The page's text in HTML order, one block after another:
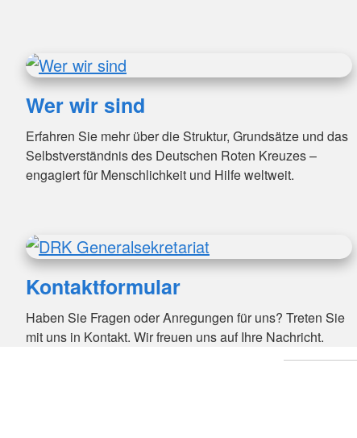
Wer wir sind
Erfahren Sie mehr über die Struktur, Grundsätze und das
Selbstverständnis des Deutschen Roten Kreuzes –
engagiert für Menschlichkeit und Hilfe weltweit.
Kontaktformular
Haben Sie Fragen oder Anregungen für uns? Treten Sie
mit uns in Kontakt. Wir freuen uns auf Ihre Nachricht.